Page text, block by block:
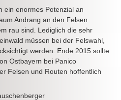
ein enormes Potenzial an
Andrang an den Felsen
rau sind. Lediglich die sehr
müssen bei der Felswahl,
werden. Ende 2015 sollte
Ostbayern bei Panico
Felsen und Routen hoffentlich